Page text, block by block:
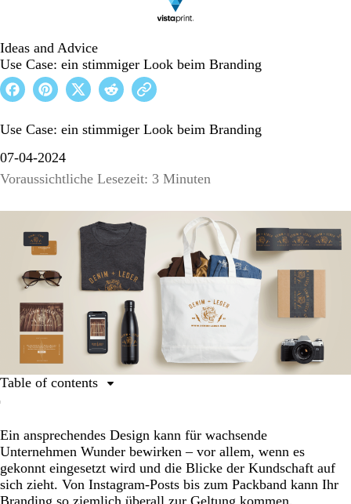
Ideas and Advice
Use Case: ein stimmiger Look beim Branding
Use Case: ein stimmiger Look beim Branding
07-04-2024
Voraussichtliche Lesezeit: 3 Minuten
Ein ansprechendes Design kann für wachsende
Unternehmen Wunder bewirken – vor allem, wenn es
gekonnt eingesetzt wird und die Blicke der Kundschaft auf
sich zieht. Von Instagram-Posts bis zum Packband kann Ihr
Branding so ziemlich überall zur Geltung kommen.
Table of contents
Print-Werbung im Markendesign
Ihr Design in freier Wildbahn
Ein unverkennbarer Social-Media-Auftritt